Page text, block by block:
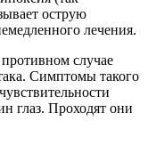
острую
лечения.
случае
Симптомы такого
глаз. Проходят они